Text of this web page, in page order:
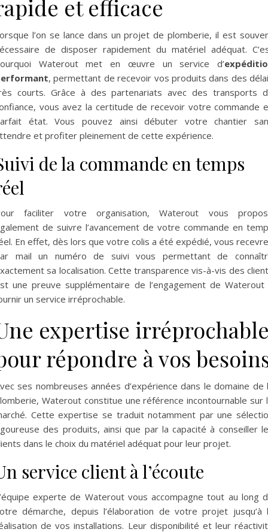
et efficace
l’on se lance dans un projet de plomberie, il est
de disposer rapidement du matériel adéquat.
Waterout met en œuvre un service d’
, permettant de recevoir vos produits dans des
courts. Grâce à des partenariats avec des transports
vous avez la certitude de recevoir votre commande
état. Vous pouvez ainsi débuter votre chantier
et profiter pleinement de cette expérience.
de la commande en temps
faciliter votre organisation, Waterout vous
de suivre l’avancement de votre commande en
En effet, dès lors que votre colis a été expédié, vous
mail un numéro de suivi vous permettant de
sa localisation. Cette transparence vis-à-vis des
une preuve supplémentaire de l’engagement de Waterout
un service irréprochable.
expertise irréprochable
répondre à vos
ses nombreuses années d’expérience dans le domaine de
Waterout constitue une référence incontournable sur
Cette expertise se traduit notamment par une
des produits, ainsi que par la capacité à conseiller
dans le choix du matériel adéquat pour leur projet.
service client à l’écoute
experte de Waterout vous accompagne tout au long
démarche, depuis l’élaboration de votre projet jusqu’à
de vos installations. Leur disponibilité et leur